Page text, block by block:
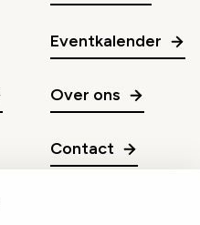
Eventkalender
Over ons
Contact